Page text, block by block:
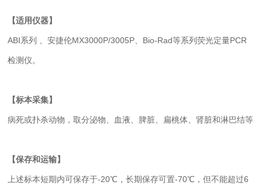
【适用仪器】
ABI系列 、安捷伦MX3000P/3005P、Bio-Rad等系列荧光定量PCR
检测仪。
【标本采集】
病死或扑杀动物，取分泌物、血液、脾脏、扁桃体、肾脏和淋巴结等
【保存和运输】
上述标本短期内可保存于-20℃，长期保存可置-70℃，但不能超过6